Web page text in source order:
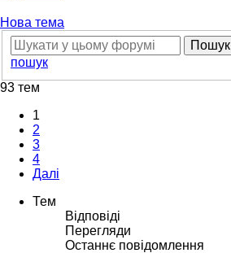
Нова тема
Пошук
пошук
93 тем
1
2
3
4
Далі
Тем
Відповіді
Перегляди
Останнє повідомлення